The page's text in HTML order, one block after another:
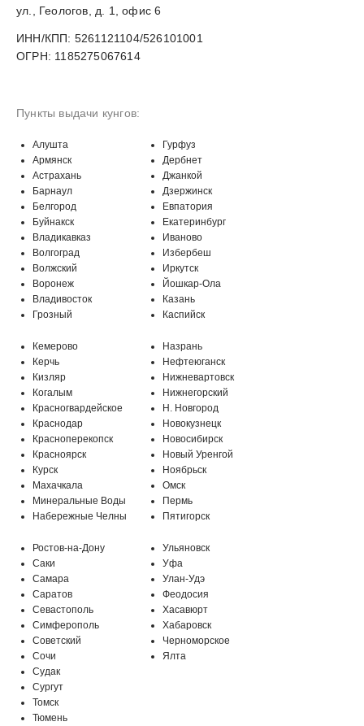
ул., Геологов, д. 1, офис 6
ИНН/КПП: 5261121104/526101001
ОГРН: 1185275067614
Пункты выдачи кунгов:
Алушта
Армянск
Астрахань
Барнаул
Белгород
Буйнакск
Владикавказ
Волгоград
Волжский
Воронеж
Владивосток
Грозный
Гурфуз
Дербнет
Джанкой
Дзержинск
Евпатория
Екатеринбург
Иваново
Избербеш
Иркутск
Йошкар-Ола
Казань
Каспийск
Кемерово
Керчь
Кизляр
Когалым
Красногвардейское
Краснодар
Красноперекопск
Красноярск
Курск
Махачкала
Минеральные Воды
Набережные Челны
Назрань
Нефтеюганск
Нижневартовск
Нижнегорский
Н. Новгород
Новокузнецк
Новосибирск
Новый Уренгой
Ноябрьск
Омск
Пермь
Пятигорск
Ростов-на-Дону
Саки
Самара
Саратов
Севастополь
Симферополь
Советский
Сочи
Судак
Сургут
Томск
Тюмень
Ульяновск
Уфа
Улан-Удэ
Феодосия
Хасавюрт
Хабаровск
Черноморское
Ялта
Бережковский проезд, 212